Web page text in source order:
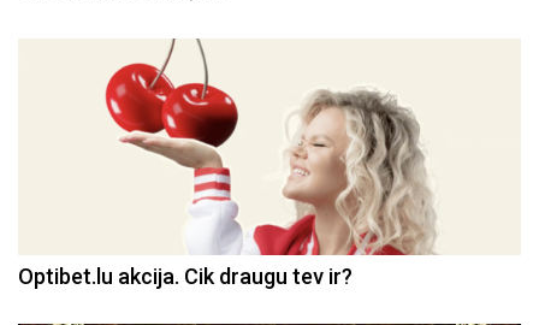
Optibet.lu akcija. Cik draugu tev ir?